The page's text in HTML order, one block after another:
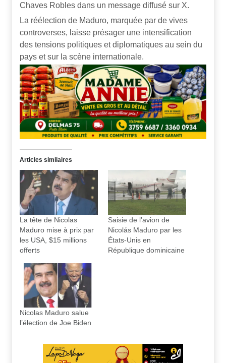
Chaves Robles dans un message diffusé sur X.
La réélection de Maduro, marquée par de vives
controverses, laisse présager une intensification
des tensions politiques et diplomatiques au sein du
pays et sur la scène internationale.
Articles similaires
La tête de Nicolas
Maduro mise à prix par
les USA, $15 millions
offerts
Saisie de l’avion de
Nicolás Maduro par les
États-Unis en
République dominicaine
Nicolas Maduro salue
l’élection de Joe Biden